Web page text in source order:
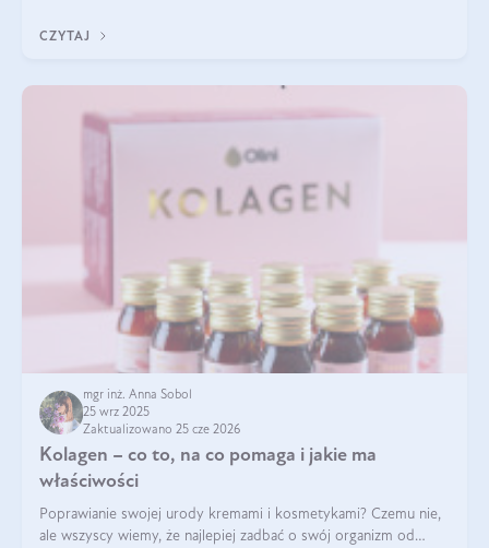
CZYTAJ
mgr inż. Anna Sobol
25 wrz 2025
Zaktualizowano 25 cze 2026
Kolagen – co to, na co pomaga i jakie ma
właściwości
Poprawianie swojej urody kremami i kosmetykami? Czemu nie,
ale wszyscy wiemy, że najlepiej zadbać o swój organizm od